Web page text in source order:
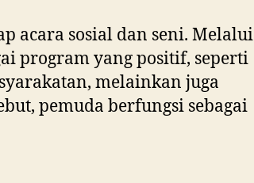
acara sosial dan seni. Melalui
program yang positif, seperti
melainkan juga
pemuda berfungsi sebagai